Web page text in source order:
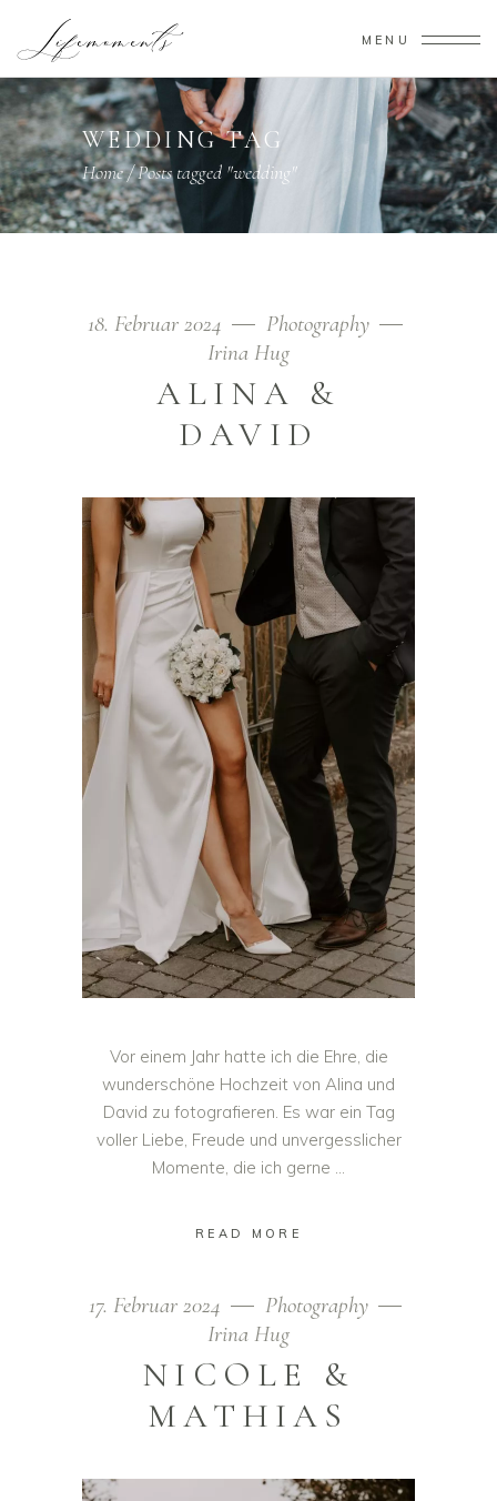
MENU
WEDDING TAG
Home/Posts tagged "wedding"
18. Februar 2024
Photography
Irina Hug
ALINA &
DAVID
Vor einem Jahr hatte ich die Ehre, die
wunderschöne Hochzeit von Alina und
David zu fotografieren. Es war ein Tag
voller Liebe, Freude und unvergesslicher
Momente, die ich gerne
READ MORE
17. Februar 2024
Photography
Irina Hug
NICOLE &
MATHIAS